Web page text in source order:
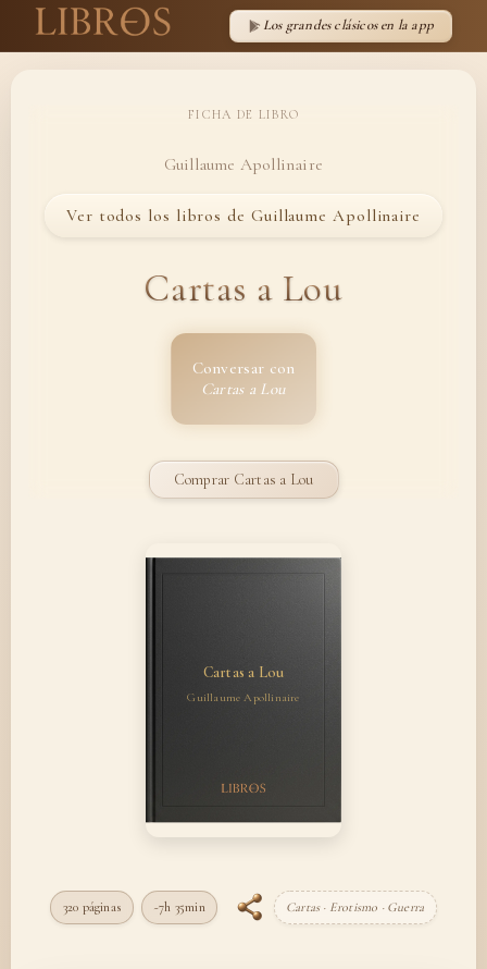
Los grandes clásicos en la app
FICHA DE LIBRO
Guillaume Apollinaire
Ver todos los libros de Guillaume Apollinaire
Cartas a Lou
Conversar con
Cartas a Lou
Comprar Cartas a Lou
Cartas a Lou
Guillaume Apollinaire
320 páginas ~7h 35min Cartas · Erotismo · Guerra